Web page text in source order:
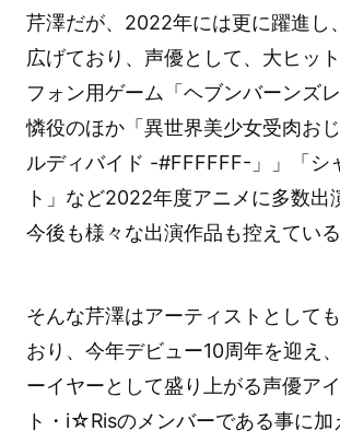
芹澤だが、2022年には更に躍進し
広げており、声優として、大ヒッ
フォン用ゲーム「ヘブンバーンズ
憐役のほか「異世界美少女受肉お
ルディバイド -#FFFFFF-」」「シ
ト」など2022年度アニメに多数出
今後も様々な出演作品も控えている
そんな芹澤はアーティストとして
おり、今年デビュー10周年を迎え
ーイヤーとして盛り上がる声優ア
ト・i☆Risのメンバーである事に加